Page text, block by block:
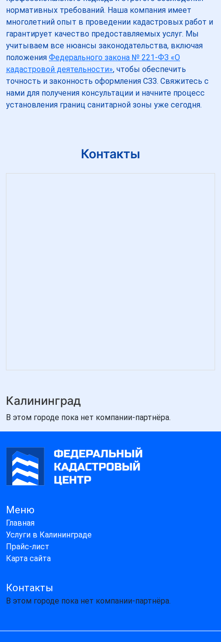
нормативных требований. Наша компания имеет
многолетний опыт в проведении кадастровых работ и
гарантирует качество предоставляемых услуг. Мы
учитываем все нюансы законодательства, включая
положения Федерального закона № 221-ФЗ «О
кадастровой деятельности», чтобы обеспечить
точность и законность оформления СЗЗ. Свяжитесь с
нами для получения консультации и начните процесс
установления границ санитарной зоны уже сегодня.
Контакты
Калининград
В этом городе пока нет компании-партнёра.
Меню
Главная
Услуги в Калининграде
Прайс-лист
Карта сайта
Контакты
В этом городе пока нет компании-партнёра.